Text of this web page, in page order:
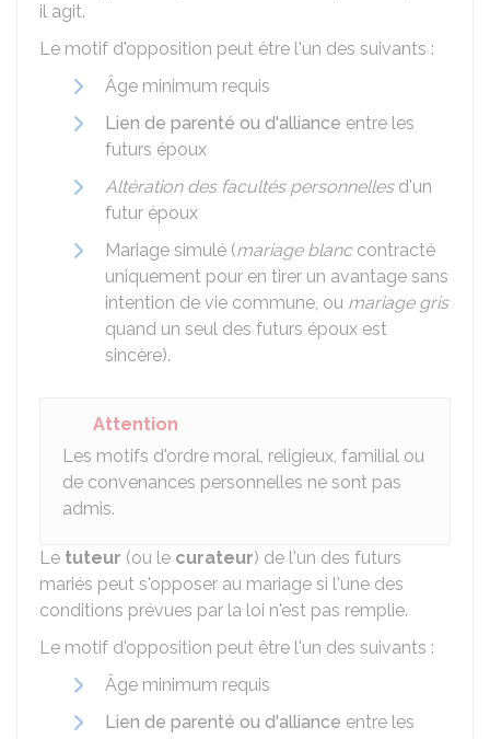
il agit.
Le motif d'opposition peut être l'un des suivants :
Âge minimum requis
Lien de parenté ou d'alliance entre les
futurs époux
Altération des facultés personnellesd'un
futur époux
Mariage simulé (mariage blanccontracté
uniquement pour en tirer un avantage sans
intention de vie commune, ou mariage gris
quand un seul des futurs époux est
sincère).
Attention
Les motifs d'ordre moral, religieux, familial ou
de convenances personnelles ne sont pas
admis.
Le tuteur (ou le curateur) de l'un des futurs
mariés peut s'opposer au mariage si l'une des
conditions prévues par la loi n'est pas remplie.
Le motif d'opposition peut être l'un des suivants :
Âge minimum requis
Lien de parenté ou d'alliance entre les